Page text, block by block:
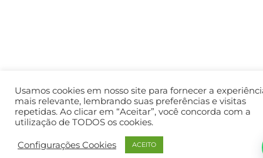
Usamos cookies em nosso site para fornecer a
mais relevante, lembrando suas preferências e visitas
repetidas. Ao clicar em “Aceitar”, você concorda com a
utilização de TODOS os cookies.
Configurações Cookies ACEITO